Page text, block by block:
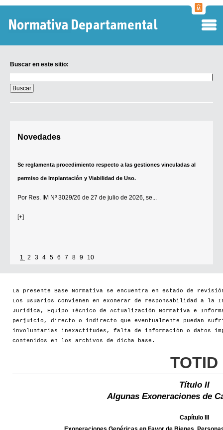
Buscar en este sitio:
en
este
sitio:
Novedades
Se reglamenta procedimiento respecto a las gestiones vinculadas al
permiso de Implantación y Viabilidad de Uso.
Por Res. IM Nº 3029/26 de 27 de julio de 2026, se...
[+]
1 2 3 4 5 6 7 8 9 10
La presente Base Normativa se encuentra en estado de
Los usuarios convienen en exonerar de responsabilidad a la
Jurídica, Equipo Técnico de Actualización Normativa e
perjuicio, directo o indirecto que eventualmente puedan
involuntarias inexactitudes, falta de información o datos
contenidos en los archivos de dicha base.
TOTID
Título II
Algunas Exoneraciones de
Capítulo III